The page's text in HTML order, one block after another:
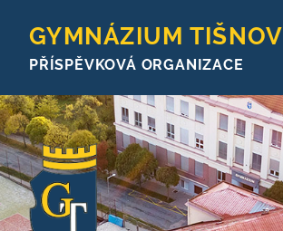
GYMNÁZIUM TIŠNOV
PŘÍSPĚVKOVÁ ORGANIZACE